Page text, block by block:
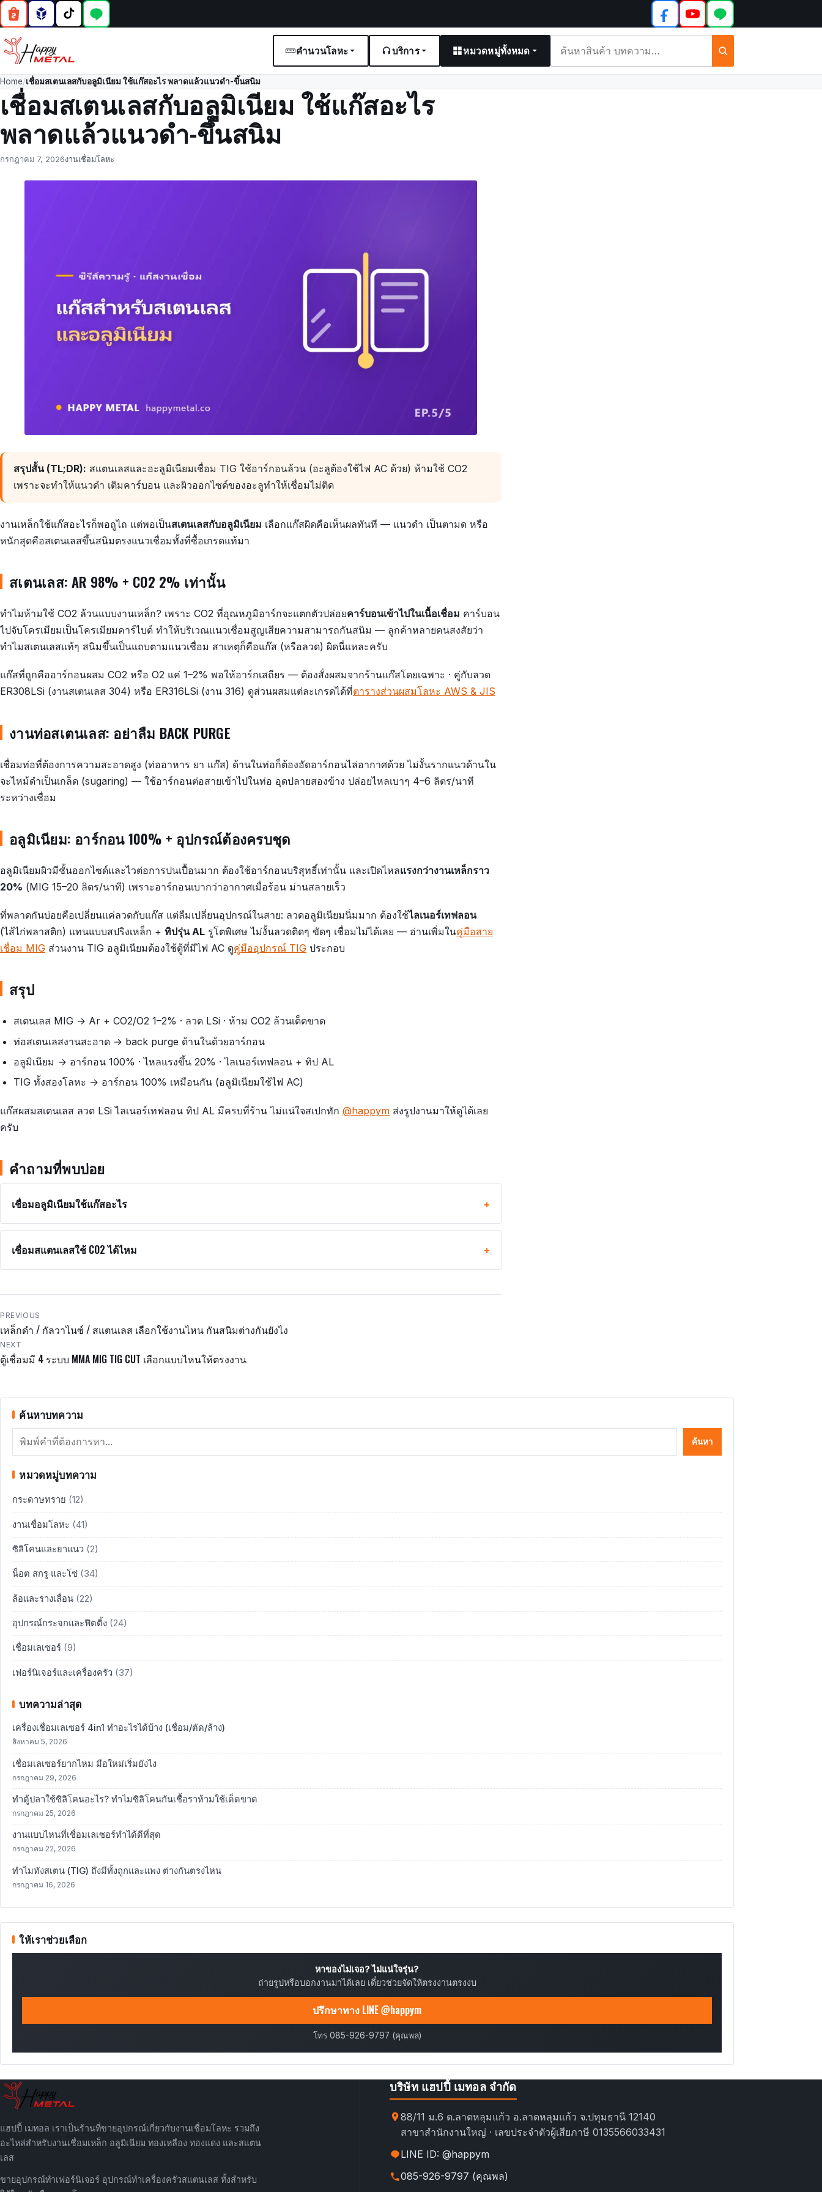
คำนวนโลหะ บริการ หมวดหมู่ทั้งหมด
และ
บทความ
Home/เชื่อมสเตนเลสกับอลูมิเนียม ใช้แก๊สอะไร พลาดแล้วแนวดำ-ขึ้นสนิม
เชื่อมสเตนเลสกับอลูมิเนียม ใช้แก๊สอะไร
พลาดแล้วแนวดำ-ขึ้นสนิม
Posted
กรกฎาคม 7, 2026by
in
งานเชื่อมโลหะ
สรุปสั้น (TL;DR): สแตนเลสและอะลูมิเนียมเชื่อม TIG ใช้อาร์กอนล้วน (อะลูต้องใช้ไฟ AC ด้วย) ห้ามใช้ CO2
เพราะจะทำให้แนวดำ เติมคาร์บอน และผิวออกไซด์ของอะลูทำให้เชื่อมไม่ติด
งานเหล็กใช้แก๊สอะไรก็พอถูไถ แต่พอเป็นสเตนเลสกับอลูมิเนียม เลือกแก๊สผิดคือเห็นผลทันที — แนวดำ เป็นตามด หรือ
หนักสุดคือสเตนเลสขึ้นสนิมตรงแนวเชื่อมทั้งที่ซื้อเกรดแท้มา
สเตนเลส: AR 98% + CO2 2% เท่านั้น
ทำไมห้ามใช้ CO2 ล้วนแบบงานเหล็ก? เพราะ CO2 ที่อุณหภูมิอาร์กจะแตกตัวปล่อยคาร์บอนเข้าไปในเนื้อเชื่อม คาร์บอน
ไปจับโครเมียมเป็นโครเมียมคาร์ไบด์ ทำให้บริเวณแนวเชื่อมสูญเสียความสามารถกันสนิม — ลูกค้าหลายคนสงสัยว่า
ทำไมสเตนเลสแท้ๆ สนิมขึ้นเป็นแถบตามแนวเชื่อม สาเหตุก็คือแก๊ส (หรือลวด) ผิดนี่แหละครับ
แก๊สที่ถูกคืออาร์กอนผสม CO2 หรือ O2 แค่ 1–2% พอให้อาร์กเสถียร — ต้องสั่งผสมจากร้านแก๊สโดยเฉพาะ · คู่กับลวด
ER308LSi (งานสเตนเลส 304) หรือ ER316LSi (งาน 316) ดูส่วนผสมแต่ละเกรดได้ที่ตารางส่วนผสมโลหะ AWS & JIS
งานท่อสเตนเลส: อย่าลืม BACK PURGE
เชื่อมท่อที่ต้องการความสะอาดสูง (ท่ออาหาร ยา แก๊ส) ด้านในท่อก็ต้องอัดอาร์กอนไล่อากาศด้วย ไม่งั้นรากแนวด้านใน
จะไหม้ดำเป็นเกล็ด (sugaring) — ใช้อาร์กอนต่อสายเข้าไปในท่อ อุดปลายสองข้าง ปล่อยไหลเบาๆ 4–6 ลิตร/นาที
ระหว่างเชื่อม
อลูมิเนียม: อาร์กอน 100% + อุปกรณ์ต้องครบชุด
อลูมิเนียมผิวมีชั้นออกไซด์และไวต่อการปนเปื้อนมาก ต้องใช้อาร์กอนบริสุทธิ์เท่านั้น และเปิดไหลแรงกว่างานเหล็กราว
20% (MIG 15–20 ลิตร/นาที) เพราะอาร์กอนเบากว่าอากาศเมื่อร้อน ม่านสลายเร็ว
ที่พลาดกันบ่อยคือเปลี่ยนแค่ลวดกับแก๊ส แต่ลืมเปลี่ยนอุปกรณ์ในสาย: ลวดอลูมิเนียมนิ่มมาก ต้องใช้ไลเนอร์เทฟลอน
(ไส้ไก่พลาสติก) แทนแบบสปริงเหล็ก + ทิปรุ่น AL รูโตพิเศษ ไม่งั้นลวดติดๆ ขัดๆ เชื่อมไม่ได้เลย — อ่านเพิ่มในคู่มือสาย
เชื่อม MIG ส่วนงาน TIG อลูมิเนียมต้องใช้ตู้ที่มีไฟ AC ดูคู่มืออุปกรณ์ TIG ประกอบ
สรุป
สเตนเลส MIG → Ar + CO2/O2 1–2% · ลวด LSi · ห้าม CO2 ล้วนเด็ดขาด
ท่อสเตนเลสงานสะอาด → back purge ด้านในด้วยอาร์กอน
อลูมิเนียม → อาร์กอน 100% · ไหลแรงขึ้น 20% · ไลเนอร์เทฟลอน + ทิป AL
TIG ทั้งสองโลหะ → อาร์กอน 100% เหมือนกัน (อลูมิเนียมใช้ไฟ AC)
แก๊สผสมสเตนเลส ลวด LSi ไลเนอร์เทฟลอน ทิป AL มีครบที่ร้าน ไม่แน่ใจสเปกทัก @happym ส่งรูปงานมาให้ดูได้เลย
ครับ
คำถามที่พบบ่อย
เชื่อมอลูมิเนียมใช้แก๊สอะไร
เชื่อมสแตนเลสใช้ CO2 ได้ไหม
แนะแนว
เรื่อง
PREVIOUS
เหล็กดำ / กัลวาไนซ์ / สแตนเลส เลือกใช้งานไหน กันสนิมต่างกันยังไง
NEXT
ตู้เชื่อมมี 4 ระบบ MMA MIG TIG CUT เลือกแบบไหนให้ตรงงาน
ค้นหาบทความ
ค้นหา ค้นหา
หมวดหมู่บทความ
กระดาษทราย (12)
งานเชื่อมโลหะ (41)
ซิลิโคนและยาแนว (2)
น็อต สกรู และโซ่ (34)
ล้อและรางเลื่อน (22)
อุปกรณ์กระจกและฟิตติ้ง (24)
เชื่อมเลเซอร์ (9)
เฟอร์นิเจอร์และเครื่องครัว (37)
บทความล่าสุด
เครื่องเชื่อมเลเซอร์ 4in1 ทำอะไรได้บ้าง (เชื่อม/ตัด/ล้าง)
สิงหาคม 5, 2026
เชื่อมเลเซอร์ยากไหม มือใหม่เริ่มยังไง
กรกฎาคม 29, 2026
ทำตู้ปลาใช้ซิลิโคนอะไร? ทำไมซิลิโคนกันเชื้อราห้ามใช้เด็ดขาด
กรกฎาคม 25, 2026
งานแบบไหนที่เชื่อมเลเซอร์ทำได้ดีที่สุด
กรกฎาคม 22, 2026
ทำไมทังสเตน (TIG) ถึงมีทั้งถูกและแพง ต่างกันตรงไหน
กรกฎาคม 16, 2026
ให้เราช่วยเลือก
หาของไม่เจอ? ไม่แน่ใจรุ่น?
ถ่ายรูปหรือบอกงานมาได้เลย เดี๋ยวช่วยจัดให้ตรงงานตรงงบ
ปรึกษาทาง LINE @happym
โทร 085-926-9797 (คุณพล)
แฮปปี้ เมทอล เราเป็นร้านที่ขายอุปกรณ์เกี่ยวกับงานเชื่อมโลหะ รวมถึง
อะไหล่สำหรับงานเชื่อมเหล็ก อลูมิเนียม ทองเหลือง ทองแดง และสแตน
เลส
ขายอุปกรณ์ทำเฟอร์นิเจอร์ อุปกรณ์ทำเครื่องครัวสแตนเลส ทั้งสำหรับ
บริษัท แฮปปี้ เมทอล จำกัด
88/11 ม.6 ต.ลาดหลุมแก้ว อ.ลาดหลุมแก้ว จ.ปทุมธานี 12140
สาขาสำนักงานใหญ่ · เลขประจำตัวผู้เสียภาษี 0135566033431
LINE ID: @happym
085-926-9797 (คุณพล)